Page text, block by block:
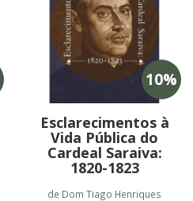
10%
Esclarecimentos à
Vida Pública do
Cardeal Saraiva:
1820-1823
de Dom Tiago Henriques